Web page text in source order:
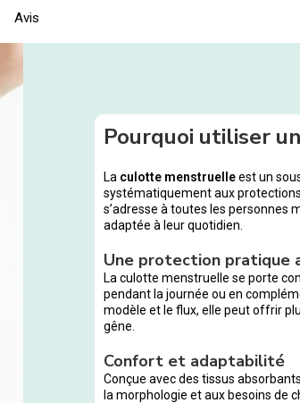
Avis
Pourquoi utiliser
La culotte menstruelleest un
systématiquement aux
s’adresse à toutes les personnes
adaptée à leur quotidien.
Une protection pratique
La culotte menstruelle se porte
pendant la journée ou en
modèle et le flux, elle peut offrir
gêne.
Confort et adaptabilité
Conçue avec des tissus
la morphologie et aux besoins de